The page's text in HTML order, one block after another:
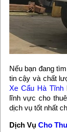
Nếu bạn đang
tin cậy và chất
Xe Cẩu Hà Tĩnh
lĩnh vực cho
dịch vụ tốt nhất
Dịch Vụ Cho